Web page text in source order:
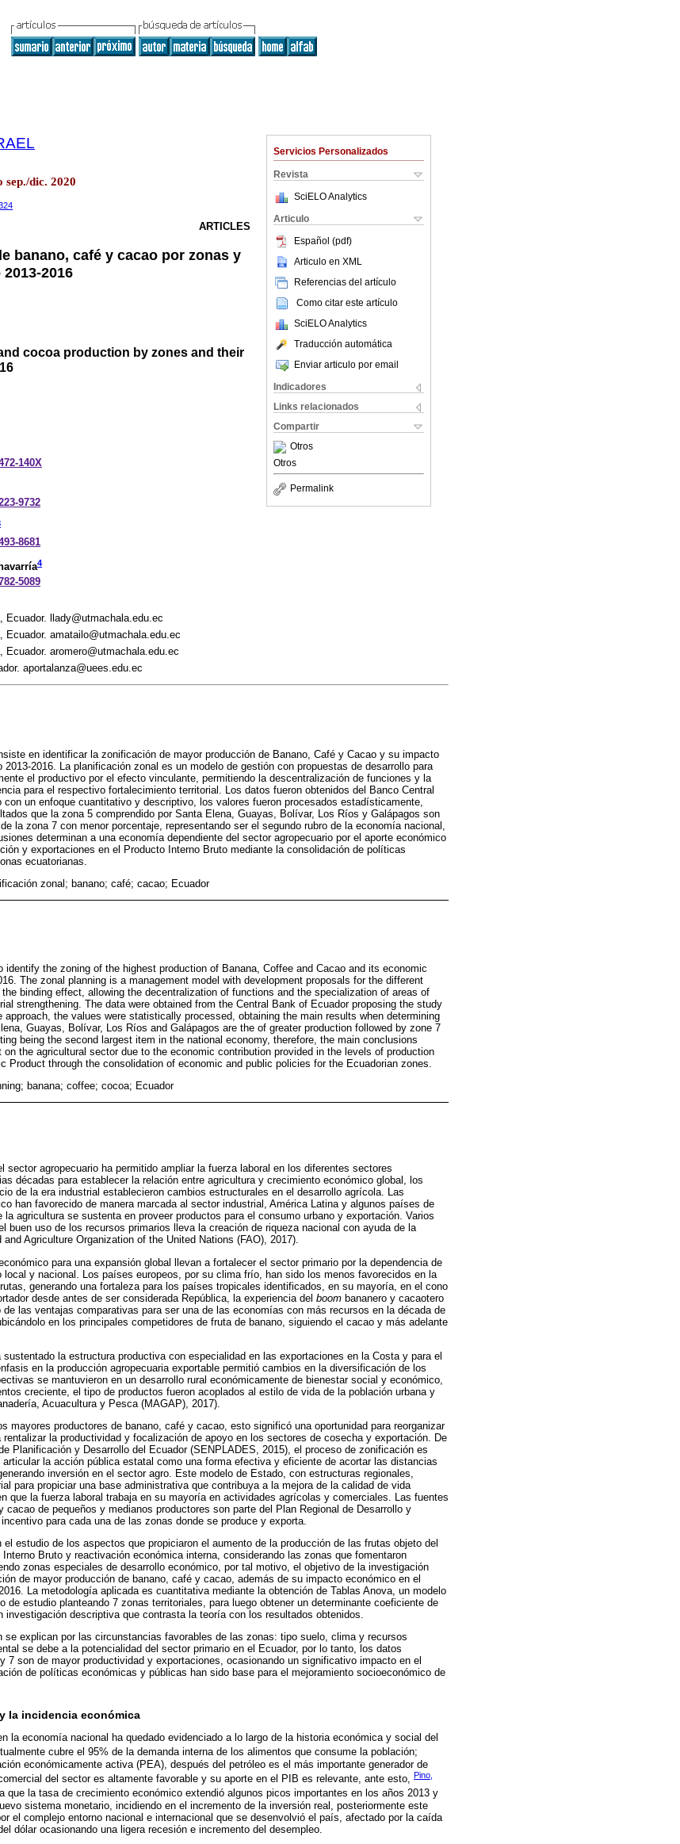
Servicios Personalizados
Revista
SciELO Analytics
Articulo
Español (pdf)
Articulo en XML
Referencias del artículo
Como citar este artículo
SciELO Analytics
Traducción automática
Enviar articulo por email
Indicadores
Links relacionados
Compartir
Otros
Otros
Permalink
dic. 2020
ARTICLES
banano, café y cacao por zonas y
2016
cocoa production by zones and their
140X
9732
8681
4
5089
Ecuador. llady@utmachala.edu.ec
Ecuador. amatailo@utmachala.edu.ec
aromero@utmachala.edu.ec
aportalanza@uees.edu.ec
en identificar la zonificación de mayor producción de Banano, Café y Cacao y su impacto
2016. La planificación zonal es un modelo de gestión con propuestas de desarrollo para
el productivo por el efecto vinculante, permitiendo la descentralización de funciones y la
para el respectivo fortalecimiento territorial. Los datos fueron obtenidos del Banco Central
con un enfoque cuantitativo y descriptivo, los valores fueron procesados estadísticamente,
que la zona 5 comprendido por Santa Elena, Guayas, Bolívar, Los Ríos y Galápagos son
la zona 7 con menor porcentaje, representando ser el segundo rubro de la economía nacional,
determinan a una economía dependiente del sector agropecuario por el aporte económico
y exportaciones en el Producto Interno Bruto mediante la consolidación de políticas
ecuatorianas.
zonal; banano; café; cacao; Ecuador
the zoning of the highest production of Banana, Coffee and Cacao and its economic
The zonal planning is a management model with development proposals for the different
binding effect, allowing the decentralization of functions and the specialization of areas of
strengthening. The data were obtained from the Central Bank of Ecuador proposing the study
the values ​​were statistically processed, obtaining the main results when determining
Guayas, Bolívar, Los Ríos and Galápagos are the of greater production followed by zone 7
being the second largest item in the national economy, therefore, the main conclusions
on the agricultural sector due to the economic contribution provided in the levels of production
Product through the consolidation of economic and public policies for the Ecuadorian zones.
banana; coffee; cocoa; Ecuador
sector agropecuario ha permitido ampliar la fuerza laboral en los diferentes sectores
décadas para establecer la relación entre agricultura y crecimiento económico global, los
de la era industrial establecieron cambios estructurales en el desarrollo agrícola. Las
han favorecido de manera marcada al sector industrial, América Latina y algunos países de
agricultura se sustenta en proveer productos para el consumo urbano y exportación. Varios
buen uso de los recursos primarios lleva la creación de riqueza nacional con ayuda de la
Agriculture Organization of the United Nations (FAO), 2017).
para una expansión global llevan a fortalecer el sector primario por la dependencia de
local y nacional. Los países europeos, por su clima frío, han sido los menos favorecidos en la
generando una fortaleza para los países tropicales identificados, en su mayoría, en el cono
desde antes de ser considerada República, la experiencia del boom bananero y cacaotero
de las ventajas comparativas para ser una de las economías con más recursos en la década de
en los principales competidores de fruta de banano, siguiendo el cacao y más adelante
la estructura productiva con especialidad en las exportaciones en la Costa y para el
en la producción agropecuaria exportable permitió cambios en la diversificación de los
se mantuvieron en un desarrollo rural económicamente de bienestar social y económico,
creciente, el tipo de productos fueron acoplados al estilo de vida de la población urbana y
Acuacultura y Pesca (MAGAP), 2017).
mayores productores de banano, café y cacao, esto significó una oportunidad para reorganizar
rentalizar la productividad y focalización de apoyo en los sectores de cosecha y exportación. De
Planificación y Desarrollo del Ecuador (SENPLADES, 2015), el proceso de zonificación es
la acción pública estatal como una forma efectiva y eficiente de acortar las distancias
inversión en el sector agro. Este modelo de Estado, con estructuras regionales,
para propiciar una base administrativa que contribuya a la mejora de la calidad de vida
que la fuerza laboral trabaja en su mayoría en actividades agrícolas y comerciales. Las fuentes
cacao de pequeños y medianos productores son parte del Plan Regional de Desarrollo y
para cada una de las zonas donde se produce y exporta.
el estudio de los aspectos que propiciaron el aumento de la producción de las frutas objeto del
Bruto y reactivación económica interna, considerando las zonas que fomentaron
zonas especiales de desarrollo económico, por tal motivo, el objetivo de la investigación
de mayor producción de banano, café y cacao, además de su impacto económico en el
La metodología aplicada es cuantitativa mediante la obtención de Tablas Anova, un modelo
de estudio planteando 7 zonas territoriales, para luego obtener un determinante coeficiente de
investigación descriptiva que contrasta la teoría con los resultados obtenidos.
se explican por las circunstancias favorables de las zonas: tipo suelo, clima y recursos
se debe a la potencialidad del sector primario en el Ecuador, por lo tanto, los datos
7 son de mayor productividad y exportaciones, ocasionando un significativo impacto en el
de políticas económicas y públicas han sido base para el mejoramiento socioeconómico de
la incidencia económica
la economía nacional ha quedado evidenciado a lo largo de la historia económica y social del
cubre el 95% de la demanda interna de los alimentos que consume la población;
económicamente activa (PEA), después del petróleo es el más importante generador de
del sector es altamente favorable y su aporte en el PIB es relevante, ante esto, Pino,
que la tasa de crecimiento económico extendió algunos picos importantes en los años 2013 y
sistema monetario, incidiendo en el incremento de la inversión real, posteriormente este
el complejo entorno nacional e internacional que se desenvolvió el país, afectado por la caída
dólar ocasionando una ligera recesión e incremento del desempleo.